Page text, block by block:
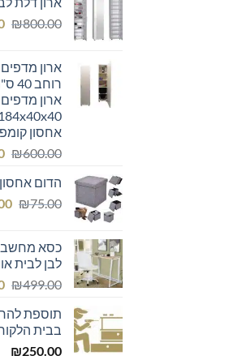
₪800.00
ארון
אחסון
₪600.00
הדום אחסון
₪75.00
כסא מחשב
לבן לבית
₪499.00
תוספת
בבית
₪250.00